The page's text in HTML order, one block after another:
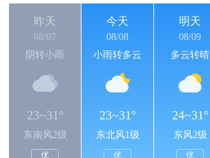
昨天
08/07
阴转小雨
23~31°
东南风2级
优
今天
08/08
小雨转多云
23~31°
东北风1级
优
明天
08/09
多云转晴
24~31°
东风2级
优